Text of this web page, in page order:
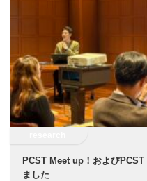
PCST Meet up！および
ました